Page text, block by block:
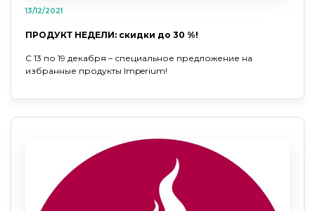
13/12/2021
ПРОДУКТ НЕДЕЛИ: скидки до 30 %!
С 13 по 19 декабря – специальное предложение на
избранные продукты Imperium!